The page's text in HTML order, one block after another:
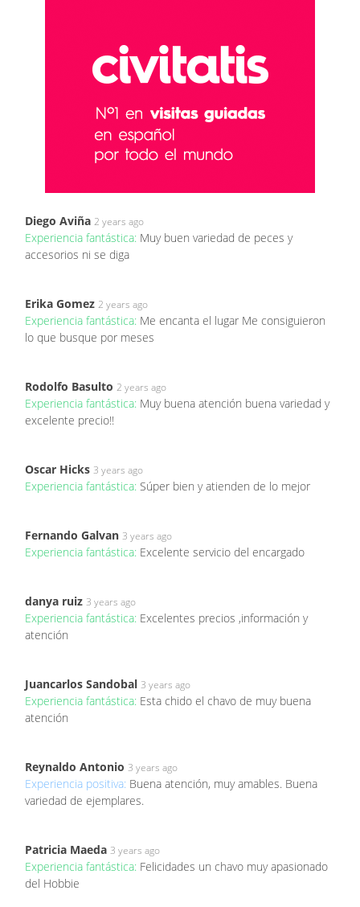
Diego Aviña 2 years ago
Experiencia fantástica: Muy buen variedad de peces y
accesorios ni se diga
Erika Gomez 2 years ago
Experiencia fantástica: Me encanta el lugar Me consiguieron
lo que busque por meses
Rodolfo Basulto 2 years ago
Experiencia fantástica: Muy buena atención buena variedad y
excelente precio!!
Oscar Hicks 3 years ago
Experiencia fantástica: Súper bien y atienden de lo mejor
Fernando Galvan 3 years ago
Experiencia fantástica: Excelente servicio del encargado
danya ruiz 3 years ago
Experiencia fantástica: Excelentes precios ,información y
atención
Juancarlos Sandobal 3 years ago
Experiencia fantástica: Esta chido el chavo de muy buena
atención
Reynaldo Antonio 3 years ago
Experiencia positiva: Buena atención, muy amables. Buena
variedad de ejemplares.
Patricia Maeda 3 years ago
Experiencia fantástica: Felicidades un chavo muy apasionado
del Hobbie